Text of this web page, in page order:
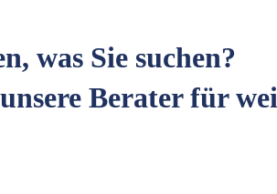
was Sie suchen?
Berater für